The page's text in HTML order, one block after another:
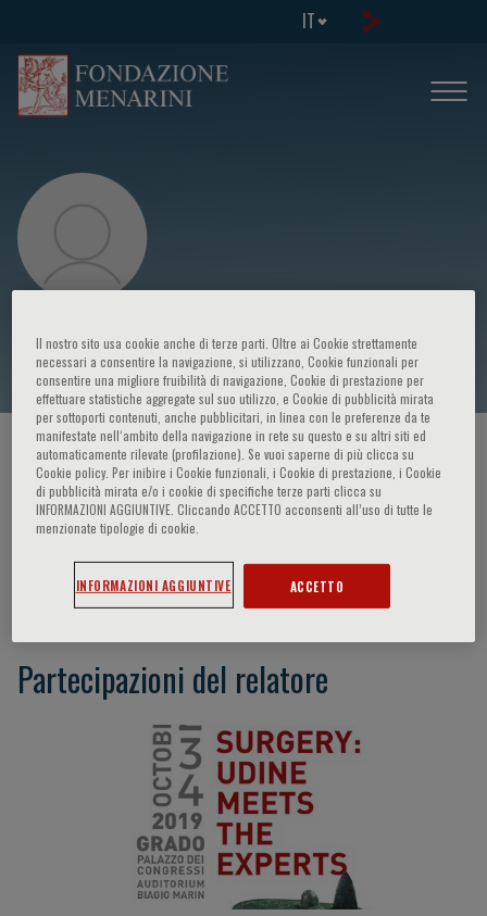
IT
Salvatore Pucciarelli
HOME PAGE / CORSI ED EVENTI / RELATORE
Salvatore Pucciarelli
Partecipazioni del relatore
Il nostro sito usa cookie anche di terze parti. Oltre ai Cookie strettamente
necessari a consentire la navigazione, si utilizzano, Cookie funzionali per
consentire una migliore fruibilità di navigazione, Cookie di prestazione per
effettuare statistiche aggregate sul suo utilizzo, e Cookie di pubblicità mirata
per sottoporti contenuti, anche pubblicitari, in linea con le preferenze da te
manifestate nell‘ambito della navigazione in rete su questo e su altri siti ed
automaticamente rilevate (profilazione). Se vuoi saperne di più clicca su
Cookie policy. Per inibire i Cookie funzionali, i Cookie di prestazione, i Cookie
di pubblicità mirata e/o i cookie di specifiche terze parti clicca su
INFORMAZIONI AGGIUNTIVE. Cliccando ACCETTO acconsenti all’uso di tutte le
menzionate tipologie di cookie.
INFORMAZIONI AGGIUNTIVE ACCETTO